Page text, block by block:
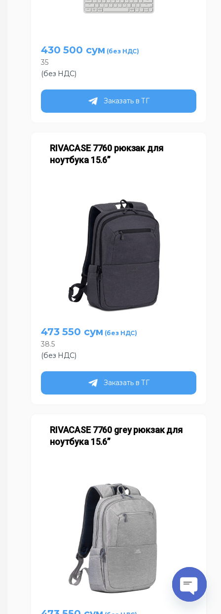
430 500 сум
35
(без НДС)
Заказать в ТГ
RIVACASE 7760 рюкзак для
ноутбука 15.6”
473 550 сум
38.5
(без НДС)
Заказать в ТГ
RIVACASE 7760 grey рюкзак для
ноутбука 15.6”